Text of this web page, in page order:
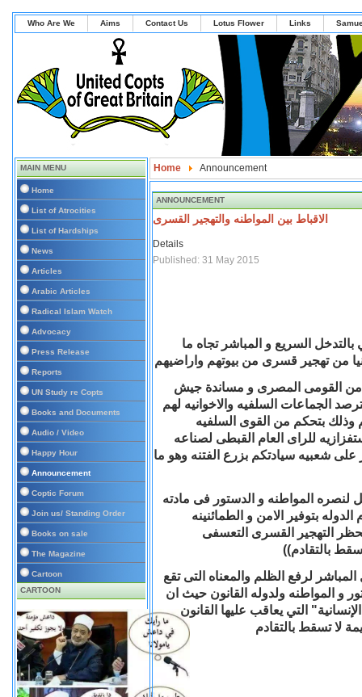
Who Are We Aims Contact Us Lotus Flower Links
MAIN MENU
Home
List of Atrocities
List of Hardships
News
Articles
Arabic Articles
Radical Islam Watch
Advocacy
Press Release
Reports
UN Study re Copts
Books and Documents
Audio / Video
Happy Hour
Announcement
Coptic Forum
Join us/ Standing Order
Books on sale
The Magazine
Cartoon
CARTOON
Home Announcement
ANNOUNCEMENT
الاقباط بين المواطنه والتهجير القسرى
Details
Published: 31 May 2015
السريع و المباشر تجاه ما
من تهجير قسرى من بيوتهم واراضيهم
الاقباط فى ثوره 30 - 6 ودعمهم للامن القومى المصرى و مساندة جيش
الجماعات السلفيه والاخوانيه لهم
وذلك بتحكم من القوى السلفيه
للراى العام القبطى لصناعه
قبل 30/ 6 القادم للتاثير على شعبيه سيادتكم بزرع الفتنه وهو ما
المواطنه و الدستور فى مادته
بتوفير الامن و الطمائنينه
عليها)) و كذلك الماده 63 التى (( تحظر التهجير القسرى التعسفى
بالتقادم))
لرفع الظلم والمعناه التى تقع
المواطنه ولدوله القانون حيث ان
التي يعاقب عليها القانون
لا تسقط بالتقادم